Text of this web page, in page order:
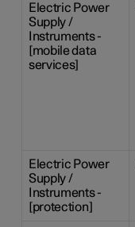
Electric Power
Supply /
Instruments -
[mobile data
services]
Electric Power
Supply /
Instruments -
[protection]